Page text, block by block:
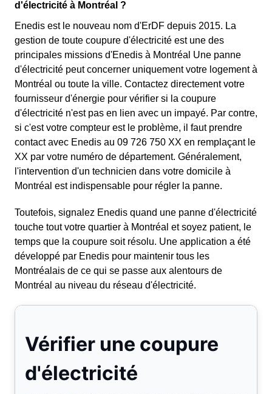
d'électricité à Montréal ?
Enedis est le nouveau nom d'ErDF depuis 2015. La
gestion de toute coupure d'électricité est une des
principales missions d'Enedis à Montréal Une panne
d'électricité peut concerner uniquement votre logement à
Montréal ou toute la ville. Contactez directement votre
fournisseur d'énergie pour vérifier si la coupure
d'électricité n'est pas en lien avec un impayé. Par contre,
si c'est votre compteur est le problème, il faut prendre
contact avec Enedis au 09 726 750 XX en remplaçant le
XX par votre numéro de département. Généralement,
l'intervention d'un technicien dans votre domicile à
Montréal est indispensable pour régler la panne.
Toutefois, signalez Enedis quand une panne d'électricité
touche tout votre quartier à Montréal et soyez patient, le
temps que la coupure soit résolu. Une application a été
développé par Enedis pour maintenir tous les
Montréalais de ce qui se passe aux alentours de
Montréal au niveau du réseau d'électricité.